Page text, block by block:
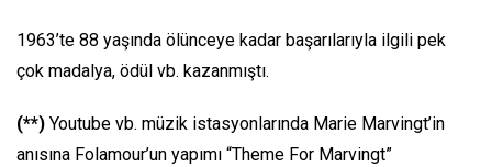
1963’te 88 yaşında ölünceye kadar başarılarıyla ilgili pek
çok madalya, ödül vb. kazanmıştı.
(**) Youtube vb. müzik istasyonlarında Marie Marvingt’in
anısına Folamour’un yapımı “Theme For Marvingt”